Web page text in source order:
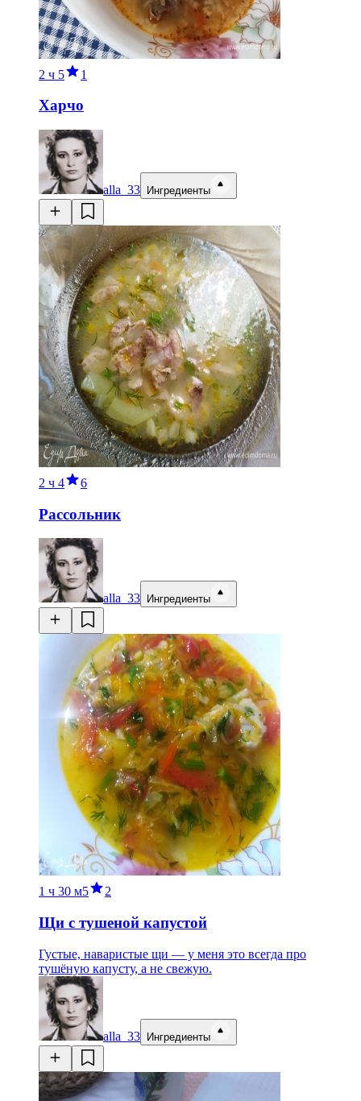
2 ч 5 1
Харчо
alla_33 Ингредиенты
2 ч 4 6
Рассольник
alla_33 Ингредиенты
1 ч 30 м5 2
Щи с тушеной капустой
Густые, наваристые щи — у меня это всегда про
тушёную капусту, а не свежую.
alla_33 Ингредиенты